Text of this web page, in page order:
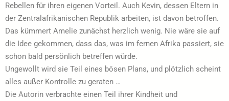
Rebellen für ihren eigenen Vorteil. Auch Kevin, dessen Eltern in
der Zentralafrikanischen Republik arbeiten, ist davon betroffen.
Das kümmert Amelie zunächst herzlich wenig. Nie wäre sie auf
die Idee gekommen, dass das, was im fernen Afrika passiert, sie
schon bald persönlich betreffen würde.
Ungewollt wird sie Teil eines bösen Plans, und plötzlich scheint
alles außer Kontrolle zu geraten …
Die Autorin verbrachte einen Teil ihrer Kindheit und